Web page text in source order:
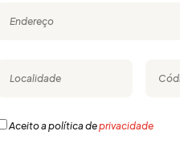
Aceito a política deprivacidade